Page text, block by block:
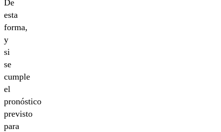
De
esta
forma,
y
si
se
cumple
el
pronóstico
previsto
para